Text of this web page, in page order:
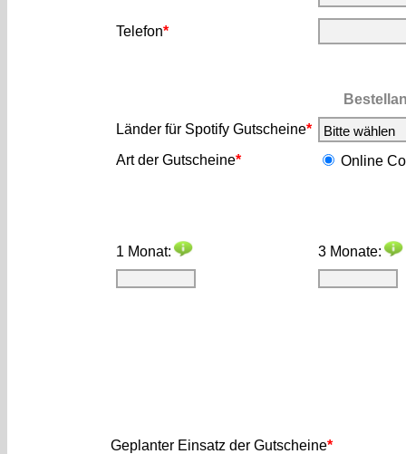
Telefon*
Länder für Spotify Gutscheine*
Art der Gutscheine* Online
1 Monat: 3 Monate:
Geplanter Einsatz der Gutscheine*